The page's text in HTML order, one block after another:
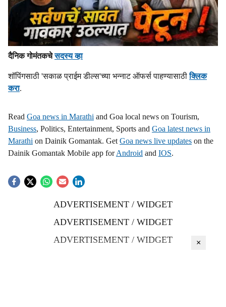
दैनिक गोमंतकचेसदस्य व्हा
शॉपिंगसाठी 'सकाळ प्राईम डील्स'च्या भन्नाट ऑफर्स पाहण्यासाठीक्लिक
करा.
Read Goa news in Marathi and Goa local news on Tourism,
Business, Politics, Entertainment, Sports and Goa latest news in
Marathi on Dainik Gomantak. Get Goa news live updates on the
Dainik Gomantak Mobile app forAndroid and IOS.
ADVERTISEMENT / WIDGET
ADVERTISEMENT / WIDGET
ADVERTISEMENT / WIDGET
×